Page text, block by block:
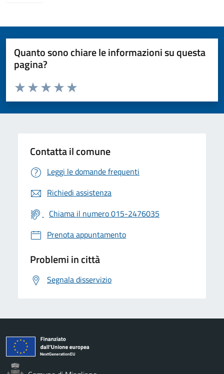
Quanto sono chiare le informazioni su questa
pagina?
Valuta da 1 a 5 stelle la pagina
Valuta 5 stelle su 5
Valuta 4 stelle su 5
Valuta 3 stelle su 5
Valuta 2 stelle su 5
Valuta 1 stelle su 5
Contatta il comune
Leggi le domande frequenti
Richiedi assistenza
Chiama il numero 015-2476035
Prenota appuntamento
Problemi in città
Segnala disservizio